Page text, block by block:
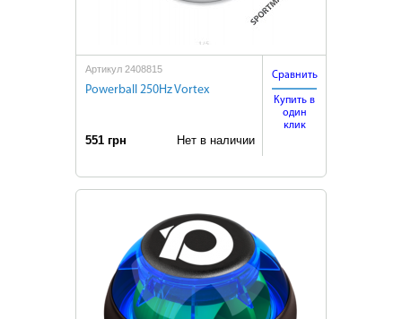
Артикул 2408815
Powerball 250Hz Vortex
551 грн Нет в наличии
Сравнить
Купить в
один
клик